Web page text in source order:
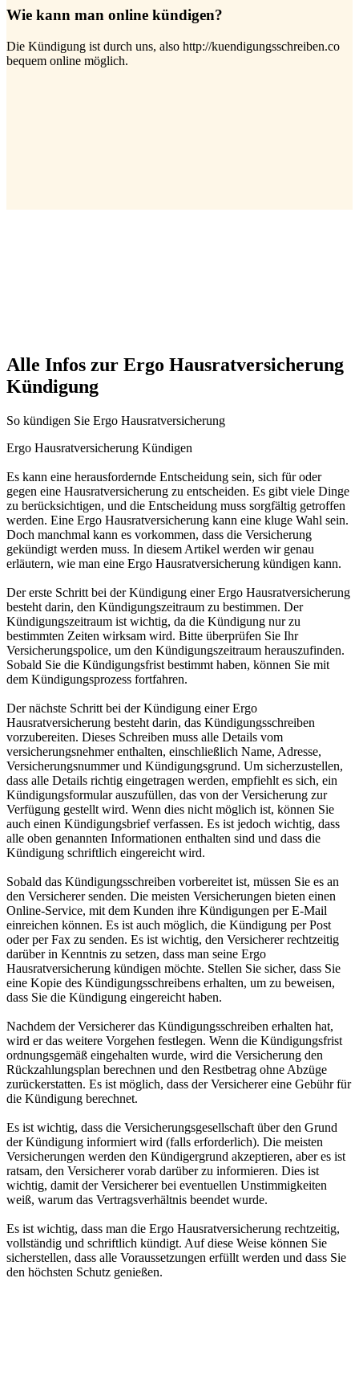
Wie kann man online kündigen?
Die Kündigung ist durch uns, also http://kuendigungsschreiben.co
bequem online möglich.
Alle Infos zur Ergo Hausratversicherung
Kündigung
So kündigen Sie Ergo Hausratversicherung
Ergo Hausratversicherung Kündigen
Es kann eine herausfordernde Entscheidung sein, sich für oder
gegen eine Hausratversicherung zu entscheiden. Es gibt viele Dinge
zu berücksichtigen, und die Entscheidung muss sorgfältig getroffen
werden. Eine Ergo Hausratversicherung kann eine kluge Wahl sein.
Doch manchmal kann es vorkommen, dass die Versicherung
gekündigt werden muss. In diesem Artikel werden wir genau
erläutern, wie man eine Ergo Hausratversicherung kündigen kann.
Der erste Schritt bei der Kündigung einer Ergo Hausratversicherung
besteht darin, den Kündigungszeitraum zu bestimmen. Der
Kündigungszeitraum ist wichtig, da die Kündigung nur zu
bestimmten Zeiten wirksam wird. Bitte überprüfen Sie Ihr
Versicherungspolice, um den Kündigungszeitraum herauszufinden.
Sobald Sie die Kündigungsfrist bestimmt haben, können Sie mit
dem Kündigungsprozess fortfahren.
Der nächste Schritt bei der Kündigung einer Ergo
Hausratversicherung besteht darin, das Kündigungsschreiben
vorzubereiten. Dieses Schreiben muss alle Details vom
versicherungsnehmer enthalten, einschließlich Name, Adresse,
Versicherungsnummer und Kündigungsgrund. Um sicherzustellen,
dass alle Details richtig eingetragen werden, empfiehlt es sich, ein
Kündigungsformular auszufüllen, das von der Versicherung zur
Verfügung gestellt wird. Wenn dies nicht möglich ist, können Sie
auch einen Kündigungsbrief verfassen. Es ist jedoch wichtig, dass
alle oben genannten Informationen enthalten sind und dass die
Kündigung schriftlich eingereicht wird.
Sobald das Kündigungsschreiben vorbereitet ist, müssen Sie es an
den Versicherer senden. Die meisten Versicherungen bieten einen
Online-Service, mit dem Kunden ihre Kündigungen per E-Mail
einreichen können. Es ist auch möglich, die Kündigung per Post
oder per Fax zu senden. Es ist wichtig, den Versicherer rechtzeitig
darüber in Kenntnis zu setzen, dass man seine Ergo
Hausratversicherung kündigen möchte. Stellen Sie sicher, dass Sie
eine Kopie des Kündigungsschreibens erhalten, um zu beweisen,
dass Sie die Kündigung eingereicht haben.
Nachdem der Versicherer das Kündigungsschreiben erhalten hat,
wird er das weitere Vorgehen festlegen. Wenn die Kündigungsfrist
ordnungsgemäß eingehalten wurde, wird die Versicherung den
Rückzahlungsplan berechnen und den Restbetrag ohne Abzüge
zurückerstatten. Es ist möglich, dass der Versicherer eine Gebühr für
die Kündigung berechnet.
Es ist wichtig, dass die Versicherungsgesellschaft über den Grund
der Kündigung informiert wird (falls erforderlich). Die meisten
Versicherungen werden den Kündigergrund akzeptieren, aber es ist
ratsam, den Versicherer vorab darüber zu informieren. Dies ist
wichtig, damit der Versicherer bei eventuellen Unstimmigkeiten
weiß, warum das Vertragsverhältnis beendet wurde.
Es ist wichtig, dass man die Ergo Hausratversicherung rechtzeitig,
vollständig und schriftlich kündigt. Auf diese Weise können Sie
sicherstellen, dass alle Voraussetzungen erfüllt werden und dass Sie
den höchsten Schutz genießen.